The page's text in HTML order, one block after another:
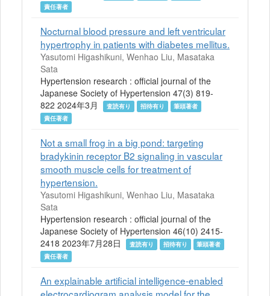
責任著者
Nocturnal blood pressure and left ventricular
hypertrophy in patients with diabetes mellitus.
Yasutomi Higashikuni, Wenhao Liu, Masataka
Sata
Hypertension research : official journal of the
Japanese Society of Hypertension 47(3) 819-
822 2024年3月
査読有り 招待有り
筆頭著者
責任著者
Not a small frog in a big pond: targeting
bradykinin receptor B2 signaling in vascular
smooth muscle cells for treatment of
hypertension.
Yasutomi Higashikuni, Wenhao Liu, Masataka
Sata
Hypertension research : official journal of the
Japanese Society of Hypertension 46(10) 2415-
2418 2023年7月28日
査読有り 招待有り
筆頭著者
責任著者
An explainable artificial intelligence-enabled